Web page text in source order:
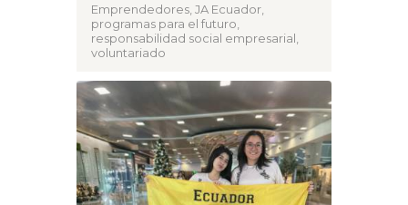
Emprendedores ,JA Ecuador
programas para el futuro
responsabilidad social empresarial
voluntariado